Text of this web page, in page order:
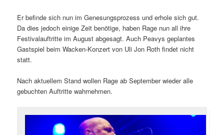
Er befinde sich nun im Genesungsprozess und erhole sich gut.
Da dies jedoch einige Zeit benötige, haben Rage nun all ihre
Festivalauftritte im August abgesagt. Auch Peavys geplantes
Gastspiel beim Wacken-Konzert von Uli Jon Roth findet nicht
statt.
Nach aktuellem Stand wollen Rage ab September wieder alle
gebuchten Auftritte wahrnehmen.